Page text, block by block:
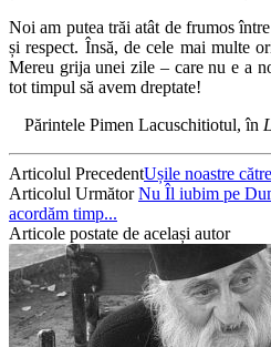
Noi am putea trăi atât de frumos
și respect. Însă, de cele mai multe
Mereu grija unei zile – care nu e a
tot timpul să avem dreptate!
Părintele Pimen Lacuschitiotul, în
Articolul PrecedentUșile noastre
Articolul UrmătorNu Îl iubim pe
acordăm timp...
Articole postate de același autor